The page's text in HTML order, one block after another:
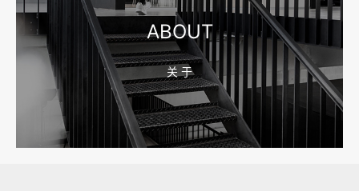
2026-08-02 17:58:44
工厂短视频拍摄后，怎样放进官网帮助客户判断实力
ABOUT
关 于